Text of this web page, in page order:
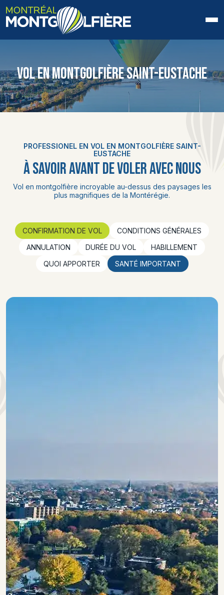
QUI SOMMES-NOUS
FAQ
PHOTOS ET VIDÉOS
VOL EN MONTGOLFIÈRE SAINT-EUSTACHE
PROFESSIONEL EN VOL EN MONTGOLFIÈRE SAINT-
EUSTACHE
À SAVOIR AVANT DE VOLER AVEC NOUS
Vol en montgolfière incroyable au-dessus des paysages les
plus magnifiques de la Montérégie.
CONFIRMATION DE VOL
CONDITIONS GÉNÉRALES
ANNULATION
DURÉE DU VOL
HABILLEMENT
QUOI APPORTER
SANTÉ IMPORTANT